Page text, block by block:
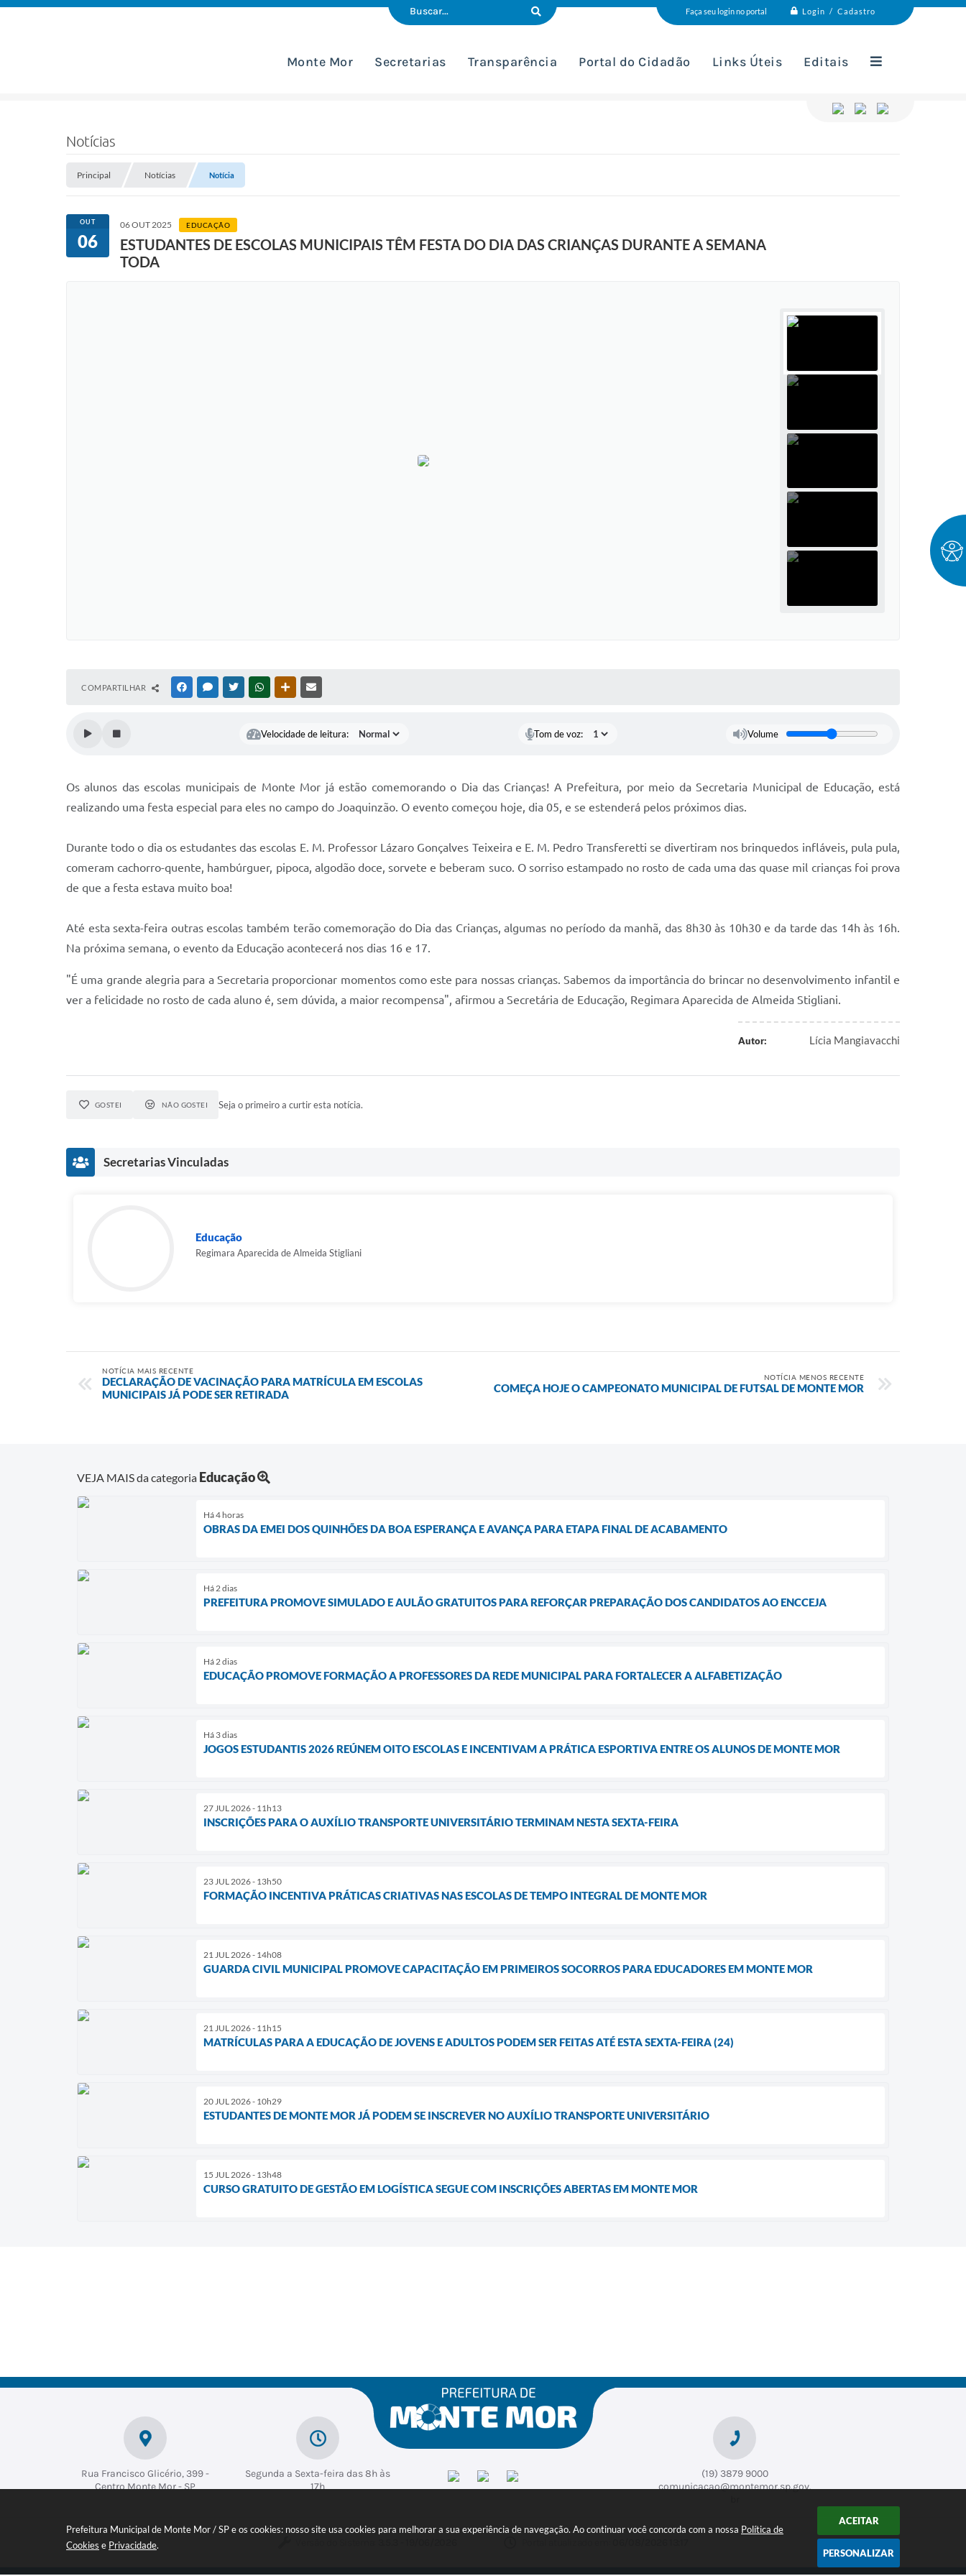
Prefeitura Municipal de Monte Mor / SP e os cookies: nosso site usa cookies para melhorar a sua experiência de navegação. Ao continuar você concorda com a nossa Política de
Cookies e Privacidade.
ACEITAR
PERSONALIZAR
Faça seu login no portal Login / Cadastro
Monte Mor Secretarias Transparência Portal do Cidadão Links Úteis Editais
Notícias
Principal Notícias Notícia
OUT
06
06 OUT 2025 EDUCAÇÃO
ESTUDANTES DE ESCOLAS MUNICIPAIS TÊM FESTA DO DIA DAS CRIANÇAS DURANTE A SEMANA
TODA
COMPARTILHAR FACEBOOKMESSENGER
TWITTERWHATSAPPOUTRAS MÍDIAS
Velocidade de leitura: Tom de voz: Volume
Os alunos das escolas municipais de Monte Mor já estão comemorando o Dia das Crianças! A Prefeitura, por meio da Secretaria Municipal de Educação, está
realizando uma festa especial para eles no campo do Joaquinzão. O evento começou hoje, dia 05, e se estenderá pelos próximos dias.
Durante todo o dia os estudantes das escolas E. M. Professor Lázaro Gonçalves Teixeira e E. M. Pedro Transferetti se divertiram nos brinquedos infláveis, pula pula,
comeram cachorro-quente, hambúrguer, pipoca, algodão doce, sorvete e beberam suco. O sorriso estampado no rosto de cada uma das quase mil crianças foi prova
de que a festa estava muito boa!
Até esta sexta-feira outras escolas também terão comemoração do Dia das Crianças, algumas no período da manhã, das 8h30 às 10h30 e da tarde das 14h às 16h.
Na próxima semana, o evento da Educação acontecerá nos dias 16 e 17.
"É uma grande alegria para a Secretaria proporcionar momentos como este para nossas crianças. Sabemos da importância do brincar no desenvolvimento infantil e
ver a felicidade no rosto de cada aluno é, sem dúvida, a maior recompensa", afirmou a Secretária de Educação, Regimara Aparecida de Almeida Stigliani.
Autor: Lícia Mangiavacchi
GOSTEI NÃO GOSTEI Seja o primeiro a curtir esta notícia.
Secretarias Vinculadas
Educação
Regimara Aparecida de Almeida Stigliani
NOTÍCIA MAIS RECENTE
DECLARAÇÃO DE VACINAÇÃO PARA MATRÍCULA EM ESCOLAS
MUNICIPAIS JÁ PODE SER RETIRADA
NOTÍCIA MENOS RECENTE
COMEÇA HOJE O CAMPEONATO MUNICIPAL DE FUTSAL DE MONTE MOR
VEJA MAIS da categoria Educação
Há 4 horas
OBRAS DA EMEI DOS QUINHÕES DA BOA ESPERANÇA E AVANÇA PARA ETAPA FINAL DE ACABAMENTO
Há 2 dias
PREFEITURA PROMOVE SIMULADO E AULÃO GRATUITOS PARA REFORÇAR PREPARAÇÃO DOS CANDIDATOS AO ENCCEJA
Há 2 dias
EDUCAÇÃO PROMOVE FORMAÇÃO A PROFESSORES DA REDE MUNICIPAL PARA FORTALECER A ALFABETIZAÇÃO
Há 3 dias
JOGOS ESTUDANTIS 2026 REÚNEM OITO ESCOLAS E INCENTIVAM A PRÁTICA ESPORTIVA ENTRE OS ALUNOS DE MONTE MOR
27 JUL 2026 - 11h13
INSCRIÇÕES PARA O AUXÍLIO TRANSPORTE UNIVERSITÁRIO TERMINAM NESTA SEXTA-FEIRA
23 JUL 2026 - 13h50
FORMAÇÃO INCENTIVA PRÁTICAS CRIATIVAS NAS ESCOLAS DE TEMPO INTEGRAL DE MONTE MOR
21 JUL 2026 - 14h08
GUARDA CIVIL MUNICIPAL PROMOVE CAPACITAÇÃO EM PRIMEIROS SOCORROS PARA EDUCADORES EM MONTE MOR
21 JUL 2026 - 11h15
MATRÍCULAS PARA A EDUCAÇÃO DE JOVENS E ADULTOS PODEM SER FEITAS ATÉ ESTA SEXTA-FEIRA (24)
20 JUL 2026 - 10h29
ESTUDANTES DE MONTE MOR JÁ PODEM SE INSCREVER NO AUXÍLIO TRANSPORTE UNIVERSITÁRIO
15 JUL 2026 - 13h48
CURSO GRATUITO DE GESTÃO EM LOGÍSTICA SEGUE COM INSCRIÇÕES ABERTAS EM MONTE MOR
Rua Francisco Glicério, 399 -
Centro Monte Mor - SP
Segunda a Sexta-feira das 8h às
17h
(19) 3879 9000
comunicacao@montemor.sp.gov.